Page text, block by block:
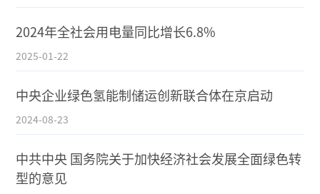
2024年全社会用电量同比增长6.8%
2025-01-22
中央企业绿色氢能制储运创新联合体在京启动
2024-08-23
中共中央 国务院关于加快经济社会发展全面绿色转
型的意见